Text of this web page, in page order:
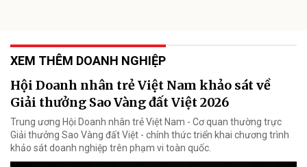
XEM THÊM DOANH NGHIỆP
Hội Doanh nhân trẻ Việt Nam khảo sát về
Giải thưởng Sao Vàng đất Việt 2026
Trung ương Hội Doanh nhân trẻ Việt Nam - Cơ quan thường trực
Giải thưởng Sao Vàng đất Việt - chính thức triển khai chương trình
khảo sát doanh nghiệp trên phạm vi toàn quốc.